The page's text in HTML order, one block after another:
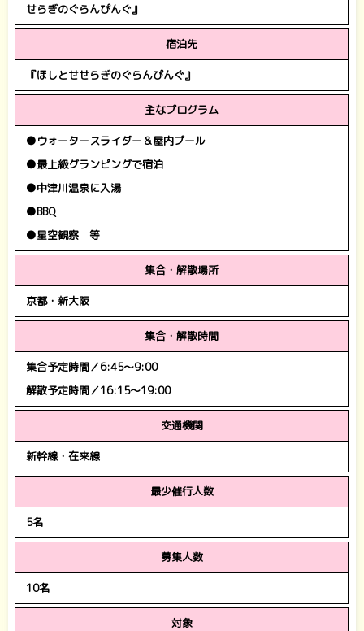
せらぎのぐらんぴんぐ』
宿泊先
『ほしとせせらぎのぐらんぴんぐ』
主なプログラム
●ウォータースライダー＆屋内プール
●最上級グランピングで宿泊
●中津川温泉に入湯
●BBQ
●星空観察 等
集合・解散場所
京都・新大阪
集合・解散時間
集合予定時間／6:45～9:00
解散予定時間／16:15～19:00
交通機関
新幹線・在来線
最少催行人数
5名
募集人数
10名
対象